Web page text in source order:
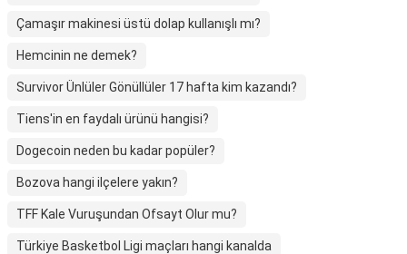
Çamaşır makinesi üstü dolap kullanışlı mı?
Hemcinin ne demek?
Survivor Ünlüler Gönüllüler 17 hafta kim kazandı?
Tiens'in en faydalı ürünü hangisi?
Dogecoin neden bu kadar popüler?
Bozova hangi ilçelere yakın?
TFF Kale Vuruşundan Ofsayt Olur mu?
Türkiye Basketbol Ligi maçları hangi kanalda